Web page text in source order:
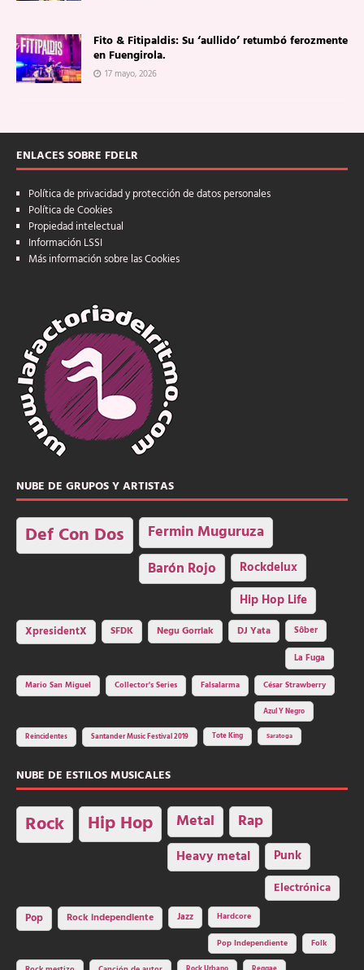
Fito & Fitipaldis: Su ‘aullido’ retumbó ferozmente
en Fuengirola.
17 mayo, 2026
ENLACES SOBRE FDELR
Política de privacidad y protección de datos personales
Política de Cookies
Propiedad intelectual
Información LSSI
Más información sobre las Cookies
NUBE DE GRUPOS Y ARTISTAS
Def Con Dos Fermin Muguruza
Barón Rojo Rockdelux
Hip Hop Life
XpresidentX SFDK Negu Gorriak DJ Yata
Sôber
La Fuga
Mario San Miguel
Collector's Series Falsalarma César Strawberry
Azul Y Negro
Reincidentes Santander Music Festival 2019 Tote King Saratoga
NUBE DE ESTILOS MUSICALES
Rock Hip Hop Metal Rap
Heavy metal Punk
Electrónica
Pop Rock independiente Jazz Hardcore
Pop Independiente Folk